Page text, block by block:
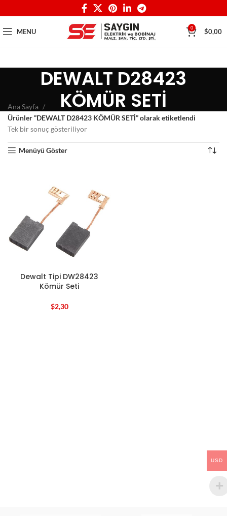
MENU 0 $0,00
DEWALT D28423
KÖMÜR SETİ
Ana Sayfa
Ürünler “DEWALT D28423 KÖMÜR SETİ” olarak etiketlendi
Tek bir sonuç gösteriliyor
Menüyü Göster
Dewalt Tipi DW28423
Kömür Seti
$2,30
USD